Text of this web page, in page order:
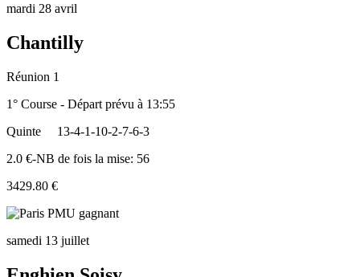
mardi 28 avril
Chantilly
Réunion 1
1° Course - Départ prévu à 13:55
Quinte
13-4-1-10-2-7-6-3
2.0 €-NB de fois la mise: 56
3429.80 €
samedi 13 juillet